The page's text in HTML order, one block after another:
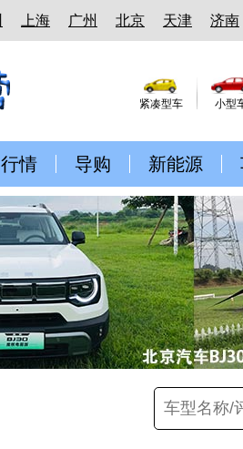
上海 广州 北京 天津 济南
紧凑型车 小型
行情 导购 新能源